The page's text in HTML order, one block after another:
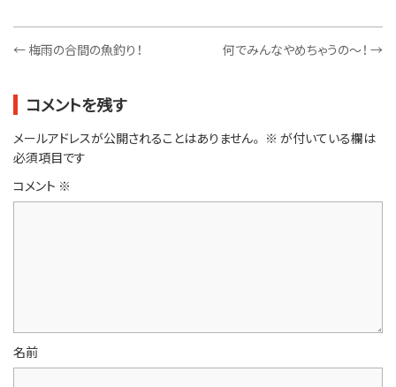
← 梅雨の合間の魚釣り！ 何でみんなやめちゃうの～！ →
コメントを残す
メールアドレスが公開されることはありません。 ※ が付いている欄は
必須項目です
コメント ※
名前